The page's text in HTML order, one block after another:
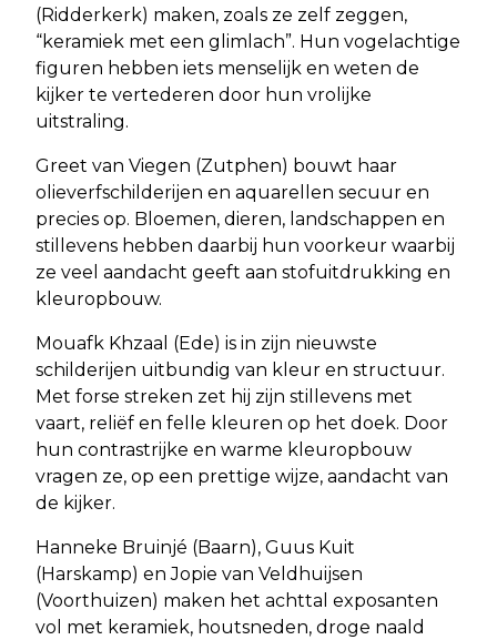
(Ridderkerk) maken, zoals ze zelf zeggen,
“keramiek met een glimlach”. Hun vogelachtige
figuren hebben iets menselijk en weten de
kijker te vertederen door hun vrolijke
uitstraling.
Greet van Viegen (Zutphen) bouwt haar
olieverfschilderijen en aquarellen secuur en
precies op. Bloemen, dieren, landschappen en
stillevens hebben daarbij hun voorkeur waarbij
ze veel aandacht geeft aan stofuitdrukking en
kleuropbouw.
Mouafk Khzaal (Ede) is in zijn nieuwste
schilderijen uitbundig van kleur en structuur.
Met forse streken zet hij zijn stillevens met
vaart, reliëf en felle kleuren op het doek. Door
hun contrastrijke en warme kleuropbouw
vragen ze, op een prettige wijze, aandacht van
de kijker.
Hanneke Bruinjé (Baarn), Guus Kuit
(Harskamp) en Jopie van Veldhuijsen
(Voorthuizen) maken het achttal exposanten
vol met keramiek, houtsneden, droge naald